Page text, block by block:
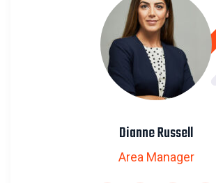
Dianne Russell
Area Manager